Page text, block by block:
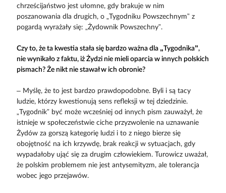
chrześcijaństwo jest ułomne, gdy brakuje w nim
poszanowania dla drugich, o „Tygodniku Powszechnym” z
pogardą wyrażały się: „Żydownik Powszechny”.
Czy to, że ta kwestia stała się bardzo ważna dla „Tygodnika”,
nie wynikało z faktu, iż Żydzi nie mieli oparcia w innych polskich
pismach? Że nikt nie stawał w ich obronie?
– Myślę, że to jest bardzo prawdopodobne. Byli i są tacy
ludzie, którzy kwestionują sens refleksji w tej dziedzinie.
„Tygodnik” być może wcześniej od innych pism zauważył, że
istnieje w społeczeństwie ciche przyzwolenie na uznawanie
Żydów za gorszą kategorię ludzi i to z niego bierze się
obojętność na ich krzywdę, brak reakcji w sytuacjach, gdy
wypadałoby ująć się za drugim człowiekiem. Turowicz uważał,
że polskim problemem nie jest antysemityzm, ale tolerancja
wobec jego przejawów.